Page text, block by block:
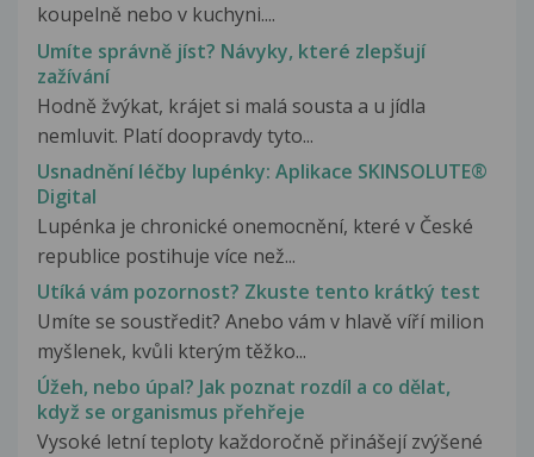
koupelně nebo v kuchyni....
Umíte správně jíst? Návyky, které zlepšují
zažívání
Hodně žvýkat, krájet si malá sousta a u jídla
nemluvit. Platí doopravdy tyto...
Usnadnění léčby lupénky: Aplikace SKINSOLUTE®
Digital
Lupénka je chronické onemocnění, které v České
republice postihuje více než...
Utíká vám pozornost? Zkuste tento krátký test
Umíte se soustředit? Anebo vám v hlavě víří milion
myšlenek, kvůli kterým těžko...
Úžeh, nebo úpal? Jak poznat rozdíl a co dělat,
když se organismus přehřeje
Vysoké letní teploty každoročně přinášejí zvýšené